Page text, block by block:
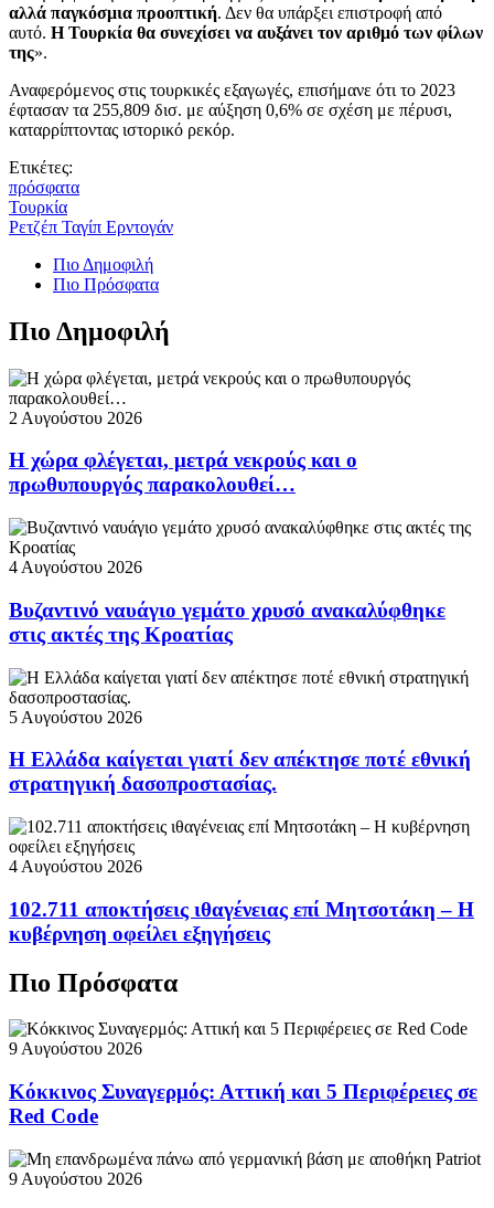
αλλά παγκόσμια προοπτική. Δεν θα υπάρξει επιστροφή από
αυτό. Η Τουρκία θα συνεχίσει να αυξάνει τον αριθμό των φίλων
της».
Αναφερόμενος στις τουρκικές εξαγωγές, επισήμανε ότι το 2023
έφτασαν τα 255,809 δισ. με αύξηση 0,6% σε σχέση με πέρυσι,
καταρρίπτοντας ιστορικό ρεκόρ.
Ετικέτες:
πρόσφατα
Τουρκία
Ρετζέπ Ταγίπ Ερντογάν
Πιο Δημοφιλή
Πιο Πρόσφατα
Πιο Δημοφιλή
2 Αυγούστου 2026
Η χώρα φλέγεται, μετρά νεκρούς και ο
πρωθυπουργός παρακολουθεί…
4 Αυγούστου 2026
Βυζαντινό ναυάγιο γεμάτο χρυσό ανακαλύφθηκε
στις ακτές της Κροατίας
5 Αυγούστου 2026
Η Ελλάδα καίγεται γιατί δεν απέκτησε ποτέ εθνική
στρατηγική δασοπροστασίας.
4 Αυγούστου 2026
102.711 αποκτήσεις ιθαγένειας επί Μητσοτάκη – Η
κυβέρνηση οφείλει εξηγήσεις
Πιο Πρόσφατα
9 Αυγούστου 2026
Κόκκινος Συναγερμός: Αττική και 5 Περιφέρειες σε
Red Code
9 Αυγούστου 2026